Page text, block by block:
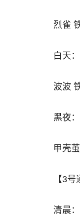
烈雀
白天
波波
黑夜
甲壳茧
【3号
清晨